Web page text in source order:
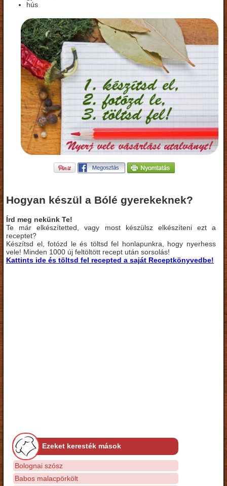
hús
Hogyan készül a Bólé gyerekeknek?
Írd meg nekünk Te!
Te már elkészítetted, vagy most készülsz elkészíteni ezt a
receptet?
Készítsd el, fotózd le és töltsd fel honlapunkra, hogy nyerhess
vele! Minden 1000 új feltöltött recept után sorsolás!
Kattints ide és töltsd fel recepted a saját Receptkönyvedbe!
Ezeket keresték mások
Bolognai szósz
Babos malacpörkölt